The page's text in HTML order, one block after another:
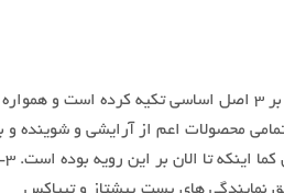
بانه لوکس به عنوان یک مرجع فروش حضوری و اینترنتی بر ۳ اصل اساسی تکیه کرده است و
کیفیت و اصالت تمامی محصولات اعم از آرایشی و
و